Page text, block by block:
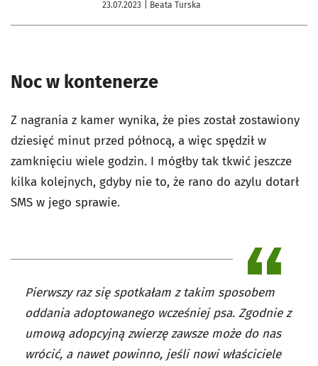
23.07.2023 | Beata Turska
Noc w kontenerze
Z nagrania z kamer wynika, że pies został zostawiony
dziesięć minut przed północą, a więc spędził w
zamknięciu wiele godzin. I mógłby tak tkwić jeszcze
kilka kolejnych, gdyby nie to, że rano do azylu dotarł
SMS w jego sprawie.
Pierwszy raz się spotkałam z takim sposobem
oddania adoptowanego wcześniej psa. Zgodnie z
umową adopcyjną zwierzę zawsze może do nas
wrócić, a nawet powinno, jeśli nowi właściciele